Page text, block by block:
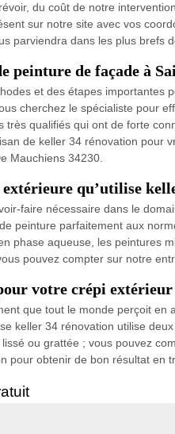
du coût de notre
sur notre site avec vos
parviendra dans les plus brefs
peinture de façade à
et des étapes importantes
cherchez le spécialiste pour
très qualifiés qui ont de forte
de keller 34 rénovation
Mauchiens 34230.
qu’utilise
faire nécessaire dans le
peinture parfaitement aux
phase aqueuse, les peintures
pouvez compter sur notre
votre crépi extérieur
que tout le monde perçoit
keller 34 rénovation utilise
ou grattée ; vous pouvez
pour obtenir de bon résultat en